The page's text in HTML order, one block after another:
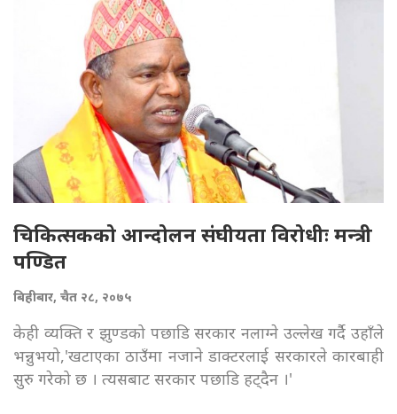
चिकित्सकको आन्दोलन संघीयता विरोधीः मन्त्री
पण्डित
बिहीबार, चैत २८, २०७५
केही व्यक्ति र झुण्डको पछाडि सरकार नलाग्ने उल्लेख गर्दै उहाँले
भन्नुभयो,'खटाएका ठाउँमा नजाने डाक्टरलाई सरकारले कारबाही
सुरु गरेको छ । त्यसबाट सरकार पछाडि हट्दैन ।'